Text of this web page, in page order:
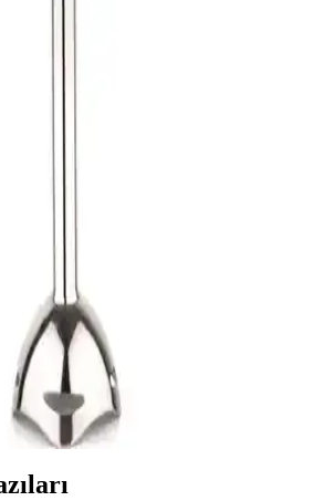
1,4 litre kapasiteye sahip CVS DN
hızlı ve etkili karışımlar için ideal,
uygun performans sunar.
ve Kiwi KHB-4415
4415, farklı güç ve özelliklere sahip
karşılaştırma, kullanım kolaylığı,
açısından en iyi seçimi yapmanıza